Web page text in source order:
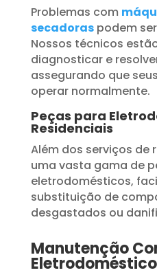
Problemas com
secadoraspodem
Nossos técnicos
diagnosticar e
assegurando que
operar normalmente.
Peças para
Residenciais
Além dos serviços de
uma vasta gama de
eletrodomésticos,
substituição de
desgastados ou
Manutenção